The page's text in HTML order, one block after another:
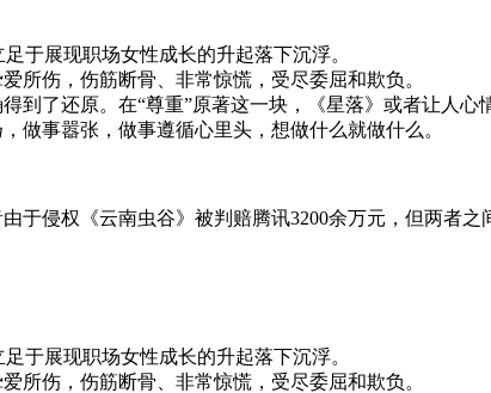
于展现职场女性成长的升起落下沉浮。
所伤，伤筋断骨、非常惊慌，受尽委屈和欺负。
到了还原。在“尊重”原著这一块，《星落》或者让人心
做事嚣张，做事遵循心里头，想做什么就做什么。
于侵权《云南虫谷》被判赔腾讯3200余万元，但两者
于展现职场女性成长的升起落下沉浮。
所伤，伤筋断骨、非常惊慌，受尽委屈和欺负。